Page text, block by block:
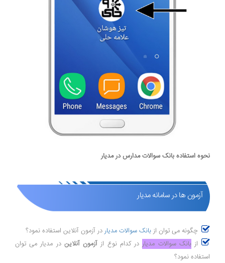
نحوه استفاده بانک سوالات مدارس در مدیار
آزمون ها در سامانه مدیار
چگونه می توان از بانک سوالات مدیار در آزمون آنلاین استفاده نمود؟
ازبانک سوالات مدیاردر کدام نوع از آزمون آنلاین در مدیار می توان
استفاده نمود؟